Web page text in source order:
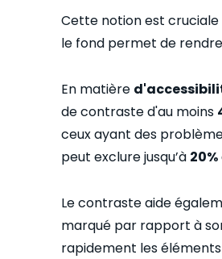
Cette notion est
le fond permet de
En matière
de contraste d'au moins
ceux ayant des
peut exclure jusqu’à 20%
Le contraste aide
marqué par rapport à
rapidement les